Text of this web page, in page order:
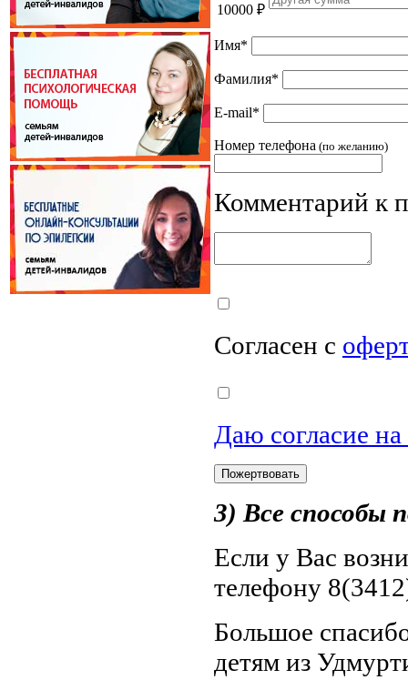
10000 ₽
Имя*
Фамилия*
E-mail*
Номер телефона (по желанию)
Комментарий к
Согласен с
Даю согласие
3) Все способы
Если у Вас
телефону
Большое
детям из